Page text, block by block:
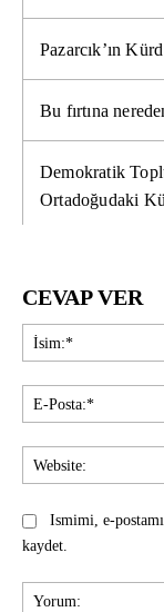
Pazarcık’ın
Bu fırtına
Demokratik
Ortadoğudaki
CEVAP VER
Ismimi, e-
kaydet.